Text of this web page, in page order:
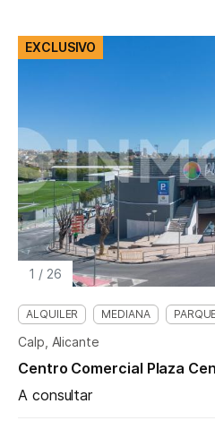
1 / 26
EXCLUSIVO
ALQUILER MEDIANA
Calp, Alicante
Centro Comercial Plaza
A consultar